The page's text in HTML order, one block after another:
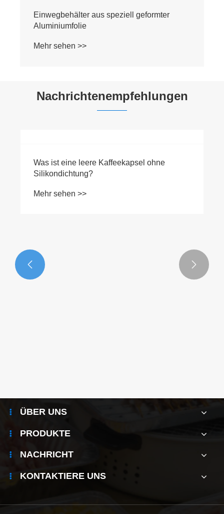
Einwegbehälter aus speziell geformter
Aluminiumfolie
Mehr sehen >>
Nachrichtenempfehlungen
 
ÜBER UNS
PRODUKTE
NACHRICHT
KONTAKTIERE UNS